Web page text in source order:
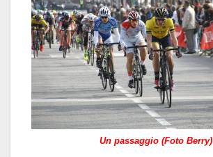
Un passaggio (Foto Berry)